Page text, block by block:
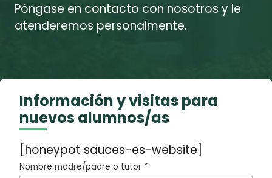
Póngase en contacto con nosotros y le
atenderemos personalmente.
Información y visitas para
nuevos alumnos/as
[honeypot sauces-es-website]
Nombre madre/padre o tutor *